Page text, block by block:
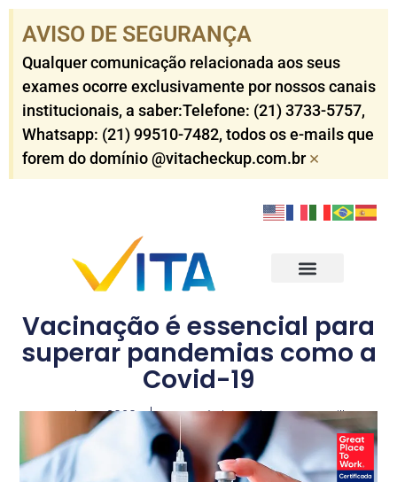
AVISO DE SEGURANÇA​
Qualquer comunicação relacionada aos seus
exames ocorre exclusivamente por nossos canais
institucionais, a saber:Telefone: (21) 3733-5757​,
Whatsapp: (21) 99510-7482​, todos os e-mails que
forem do domínio @vitacheckup.com.br​ ×
Vacinação é essencial para
superar pandemias como a
Covid-19
maio 14, 2020 Dr. Antônio Carlos Worms Till